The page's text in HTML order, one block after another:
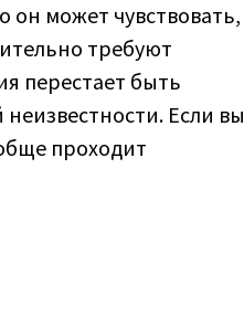
он может чувствовать,
требуют
перестает быть
Если вы
проходит